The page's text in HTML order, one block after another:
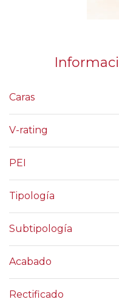
Caras
V-rating
PEI
Tipología
Subtipología
Acabado
Rectificado